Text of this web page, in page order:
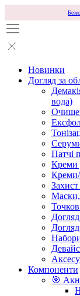
Новинки
Догляд за
вода)
Патчі
Креми
Креми/
Маски,
Компоненти
🎯